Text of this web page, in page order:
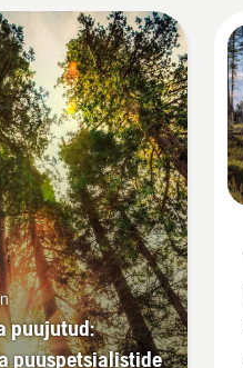
puujutud:
puuspetsialistide